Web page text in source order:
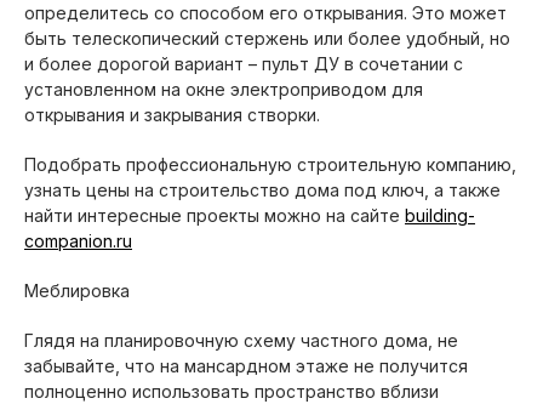
определитесь со способом его открывания. Это может
быть телескопический стержень или более удобный, но
и более дорогой вариант – пульт ДУ в сочетании с
установленном на окне электроприводом для
открывания и закрывания створки.
Подобрать профессиональную строительную компанию,
узнать цены на строительство дома под ключ, а также
найти интересные проекты можно на сайте building-
companion.ru
Меблировка
Глядя на планировочную схему частного дома, не
забывайте, что на мансардном этаже не получится
полноценно использовать пространство вблизи